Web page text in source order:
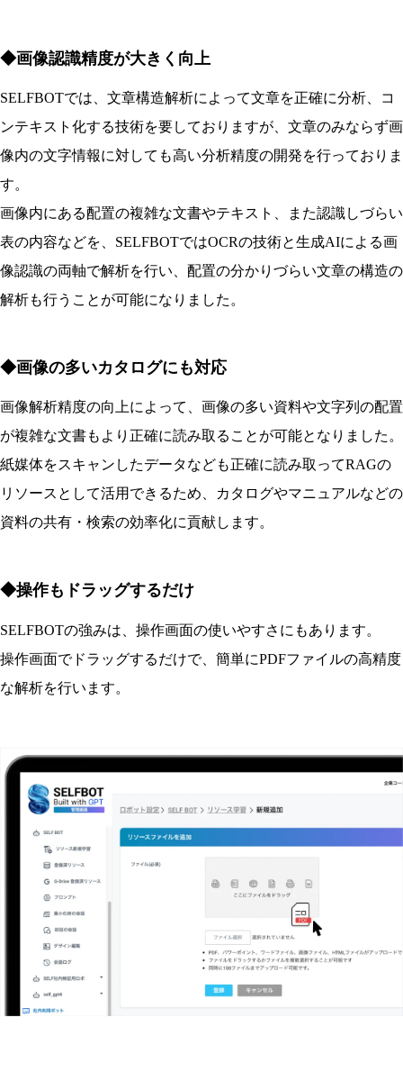
◆画像認識精度が大きく向上
SELFBOTでは、文章構造解析によって文章を正確に分析、コ
ンテキスト化する技術を要しておりますが、文章のみならず画
像内の文字情報に対しても高い分析精度の開発を行っておりま
す。
画像内にある配置の複雑な文書やテキスト、また認識しづらい
表の内容などを、SELFBOTではOCRの技術と生成AIによる画
像認識の両軸で解析を行い、配置の分かりづらい文章の構造の
解析も行うことが可能になりました。
◆画像の多いカタログにも対応
画像解析精度の向上によって、画像の多い資料や文字列の配置
が複雑な文書もより正確に読み取ることが可能となりました。
紙媒体をスキャンしたデータなども正確に読み取ってRAGの
リソースとして活用できるため、カタログやマニュアルなどの
資料の共有・検索の効率化に貢献します。
◆操作もドラッグするだけ
SELFBOTの強みは、操作画面の使いやすさにもあります。
操作画面でドラッグするだけで、簡単にPDFファイルの高精度
な解析を行います。